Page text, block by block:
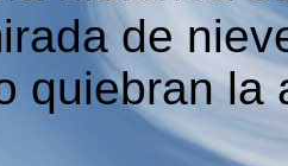
de
quiebran la